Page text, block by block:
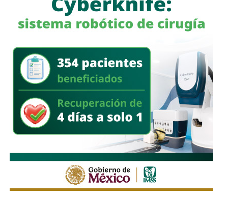
Con esta iniciativa se busca establecer que comete el
delito de incumplimiento de las obligaciones de
asistencia familiar quien se coloque intencionalmente en
estado de insolvencia con el propósito de eludir el
cumplimiento de las obligaciones alimentarias
establecidas por la ley.
La legislación establecerá que, salvo prueba en contrario,
se presumirá dicha intención cuando el deudor, sin causa